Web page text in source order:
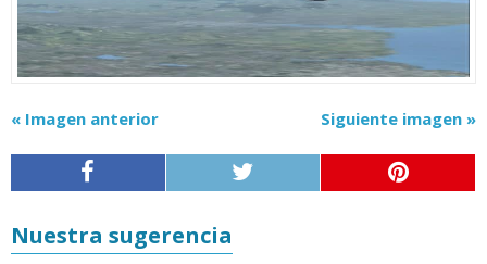
« Imagen anterior Siguiente imagen »
Nuestra sugerencia